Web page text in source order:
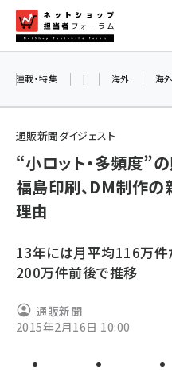
ン
ネットシ
amazon (2259)
ecbeing (1211)
base (1083)
連載・特集 | 海外 海
通販新聞ダイジェスト
“小ロット・多頻度”
福島印刷、DM制作
理由
13年には月平均116万件
200万件前後で推移
通販新聞
2015年2月16日 10:00